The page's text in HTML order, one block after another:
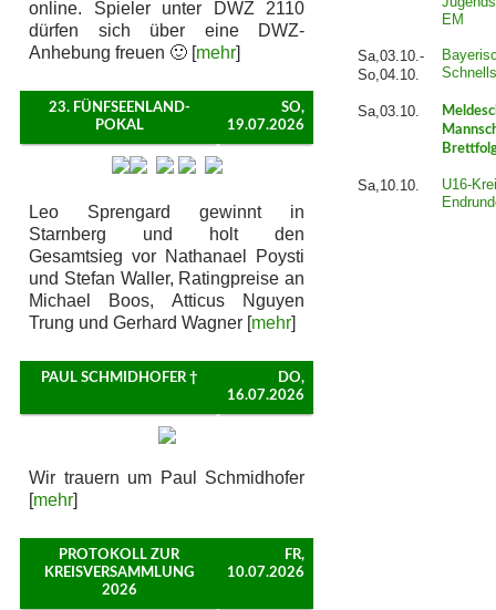
online. Spieler unter DWZ 2110
dürfen sich über eine DWZ-
Anhebung freuen 🙂 [mehr]
23. FÜNFSEENLAND-
POKAL
SO,
19.07.2026
Leo Sprengard gewinnt in
Starnberg und holt den
Gesamtsieg vor Nathanael Poysti
und Stefan Waller, Ratingpreise an
Michael Boos, Atticus Nguyen
Trung und Gerhard Wagner [mehr]
PAUL SCHMIDHOFER †
DO,
16.07.2026
Wir trauern um Paul Schmidhofer
[mehr]
PROTOKOLL ZUR
KREISVERSAMMLUNG
2026
FR,
10.07.2026
EM
Sa,03.10.-
So,04.10.
Sa,03.10.
Sa,10.10.
U16-